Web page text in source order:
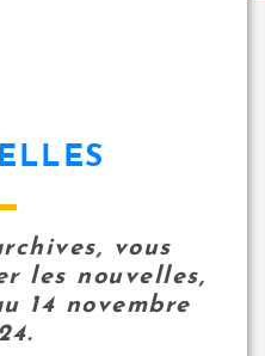
vous
les nouvelles,
14 novembre